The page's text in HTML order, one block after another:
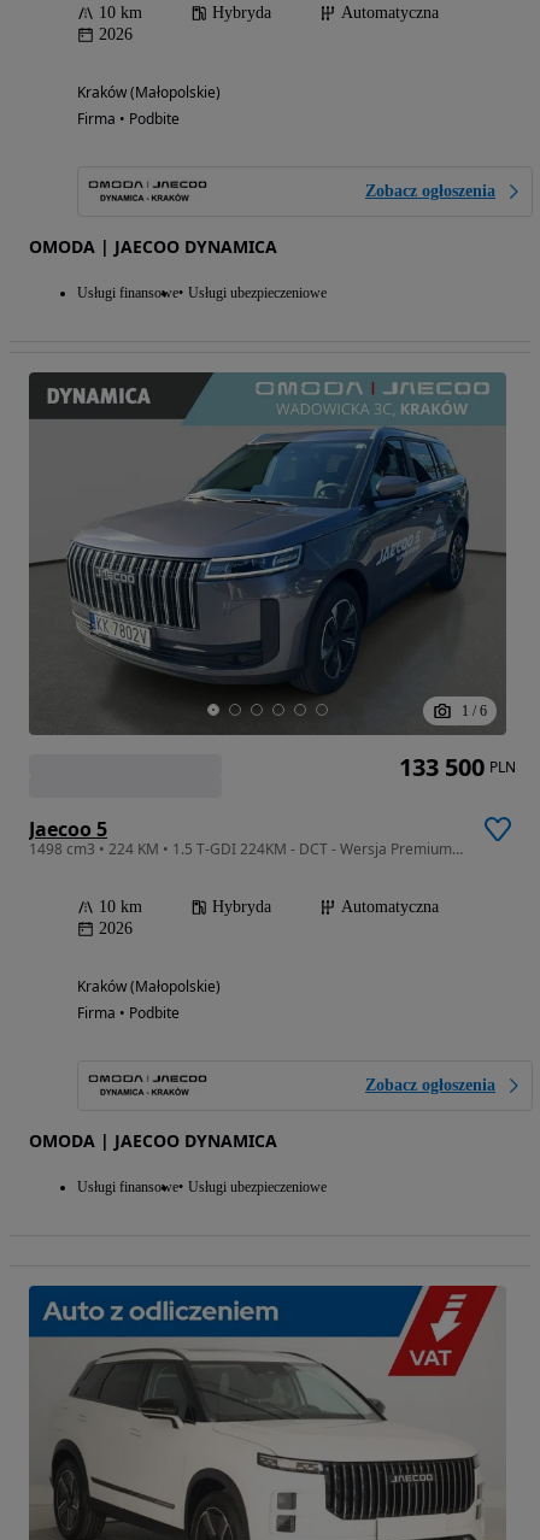
10 km Hybryda
Automatyczna
2026
Kraków (Małopolskie)
Firma • Podbite
Zobacz ogłoszenia
OMODA | JAECOO DYNAMICA
Usługi finansowe Usługi ubezpieczeniowe
1 / 6
Jaecoo 5
1498 cm3 • 224 KM • 1.5 T-GDI 224KM - DCT - Wersja Premium! Rok produkcji 2026!
10 km Hybryda
Automatyczna
2026
Kraków (Małopolskie)
Firma • Podbite
Zobacz ogłoszenia
OMODA | JAECOO DYNAMICA
Usługi finansowe Usługi ubezpieczeniowe
133 500 PLN